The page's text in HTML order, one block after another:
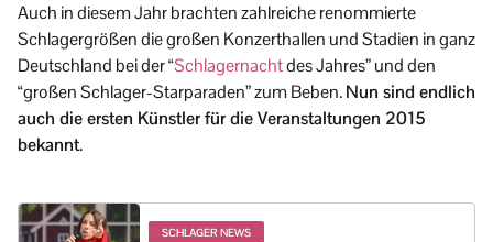
Auch in diesem Jahr brachten zahlreiche renommierte
Schlagergrößen die großen Konzerthallen und Stadien in ganz
Deutschland bei der “Schlagernachtdes Jahres” und den
“großen Schlager-Starparaden” zum Beben.Nun sind endlich
auch die ersten Künstler für die Veranstaltungen 2015
bekannt.
SCHLAGER NEWS